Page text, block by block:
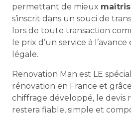
permettant de mieux
s’inscrit dans un souci de
lors de toute transaction
le prix d’un service à
légale.
Renovation Man est LE
rénovation en France et
chiffrage développé, le devis
restera fiable, simple et